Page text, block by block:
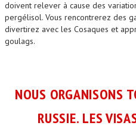
doivent relever à cause des
pergélisol. Vous rencontrerez des
divertirez avec les Cosaques et
goulags.
NOUS ORGANISONS
RUSSIE. LES